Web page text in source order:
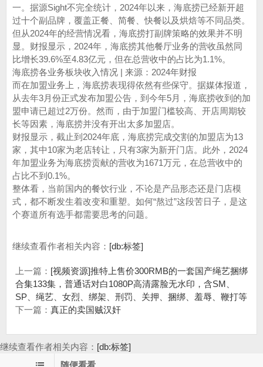
一。据源Sight不完全统计，2024年以来，海底捞已经新开超
过十个副品牌，覆盖正餐、简餐、快餐以及烘焙等不同品类。
但从2024年的经营情况看，海底捞打副牌策略的效果并不明
显。财报显示，2024年，海底捞其他餐厅业务的营收虽然同
比增长39.6%至4.83亿元，但在总营收中的占比为1.1%。
海底捞各业务板块收入情况 | 来源：2024年财报
而在加盟业务上，海底捞表现得依然有些保守。据媒体报道，
从去年3月份正式发布加盟公告，到今年5月，海底捞收到的加
盟申请已超过2万份。然而，由于加盟门槛较高、开店周期较
长等因素，海底捞并没有开出太多加盟店。
财报显示，截止到2024年底，海底捞完成交割的加盟店为13
家，其中10家为老店转让，只有3家为新开门店。此外，2024
年加盟业务为海底捞贡献的营收为1671万元，在总营收中的
占比不到0.1%。
整体看，当前国内的餐饮行业，不论是产品形态还是门店模
式，都不断发生着改变和重塑。如何“熬过”这段苦日子，是这
个赛道所有选手都需要思考的问题。
继续查看作者相关内容： [db:标签]
上一篇： [视频资源]推特上售价300RMB的一套国产绳艺捆绑
合集133集，普通话对白1080P高清露脸无水印，含SM、
SP、绳艺、女烈、绑架、刑罚、关押、捆绑、羞辱、鞭打等
下一篇： 真正的卖国贼汉奸
继续查看作者相关内容： [db:标签]
随便看看